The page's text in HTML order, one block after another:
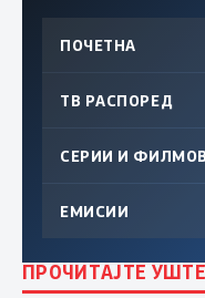
ПОЧЕТНА
ТВ РАСПОРЕД
СЕРИИ И
ЕМИСИИ
ПРОЧИТАЈТЕ УШТЕ